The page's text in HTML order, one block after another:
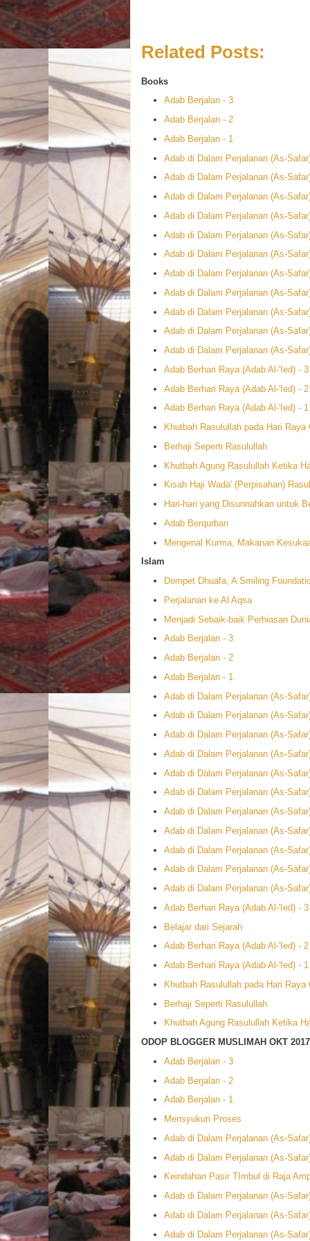
Related Posts:
Books
Adab Berjalan - 3
Adab Berjalan - 2
Adab Berjalan - 1
Adab di Dalam Perjalanan (As-
Adab di Dalam Perjalanan (As-
Adab di Dalam Perjalanan (As-
Adab di Dalam Perjalanan (As-
Adab di Dalam Perjalanan (As-
Adab di Dalam Perjalanan (As-
Adab di Dalam Perjalanan (As-
Adab di Dalam Perjalanan (As-
Adab di Dalam Perjalanan (As-
Adab di Dalam Perjalanan (As-
Adab di Dalam Perjalanan (As-
Adab Berhari Raya (Adab Al-'Ied) - 3
Adab Berhari Raya (Adab Al-'Ied) - 2
Adab Berhari Raya (Adab Al-'Ied) - 1
Khutbah Rasulullah pada Hari Raya
Berhaji Seperti Rasulullah
Khutbah Agung Rasulullah Ketika
Kisah Haji Wada' (Perpisahan)
Hari-hari yang Disunnahkan untuk
Adab Berqurban
Mengenal Kurma, Makanan
Islam
Dompet Dhuafa, A Smiling
Perjalanan ke Al Aqsa
Menjadi Sebaik-baik Perhiasan
Adab Berjalan - 3
Adab Berjalan - 2
Adab Berjalan - 1
Adab di Dalam Perjalanan (As-
Adab di Dalam Perjalanan (As-
Adab di Dalam Perjalanan (As-
Adab di Dalam Perjalanan (As-
Adab di Dalam Perjalanan (As-
Adab di Dalam Perjalanan (As-
Adab di Dalam Perjalanan (As-
Adab di Dalam Perjalanan (As-
Adab di Dalam Perjalanan (As-
Adab di Dalam Perjalanan (As-
Adab di Dalam Perjalanan (As-
Adab Berhari Raya (Adab Al-'Ied) - 3
Belajar dari Sejarah
Adab Berhari Raya (Adab Al-'Ied) - 2
Adab Berhari Raya (Adab Al-'Ied) - 1
Khutbah Rasulullah pada Hari Raya
Berhaji Seperti Rasulullah
Khutbah Agung Rasulullah Ketika
ODOP BLOGGER MUSLIMAH OKT 2017
Adab Berjalan - 3
Adab Berjalan - 2
Adab Berjalan - 1
Mensyukuri Proses
Adab di Dalam Perjalanan (As-
Adab di Dalam Perjalanan (As-
Keindahan Pasir TImbul di Raja
Adab di Dalam Perjalanan (As-
Adab di Dalam Perjalanan (As-
Adab di Dalam Perjalanan (As-